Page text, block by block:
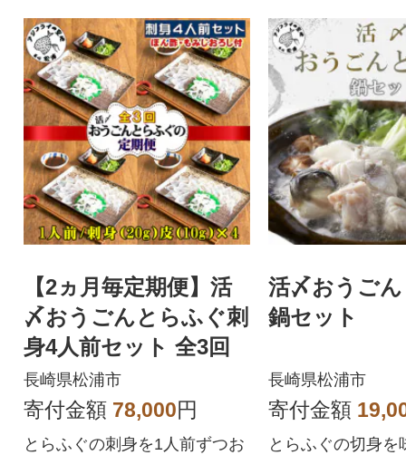
【2ヵ月毎定期便】活
〆おうごんとらふぐ刺
身4人前セット 全3回
長崎県松浦市
寄付金額 78,000円
とらふぐの刺身を1人前ずつお
活〆おうご
鍋セット
長崎県松浦市
寄付金額
とらふぐの切身を